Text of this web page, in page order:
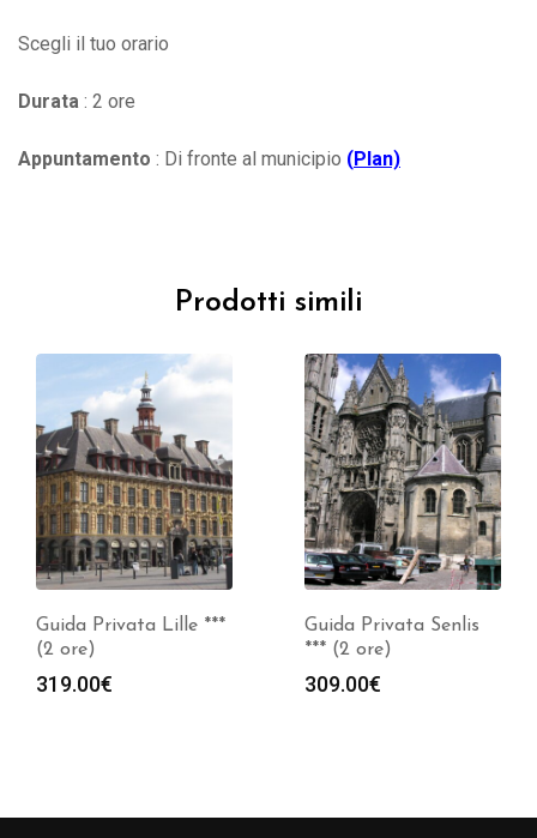
Scegli il tuo orario
Durata : 2 ore
Appuntamento : Di fronte al municipio (Plan)
Prodotti simili
Guida Privata Lille ***
(2 ore)
319.00€
Guida Privata Senlis
*** (2 ore)
309.00€